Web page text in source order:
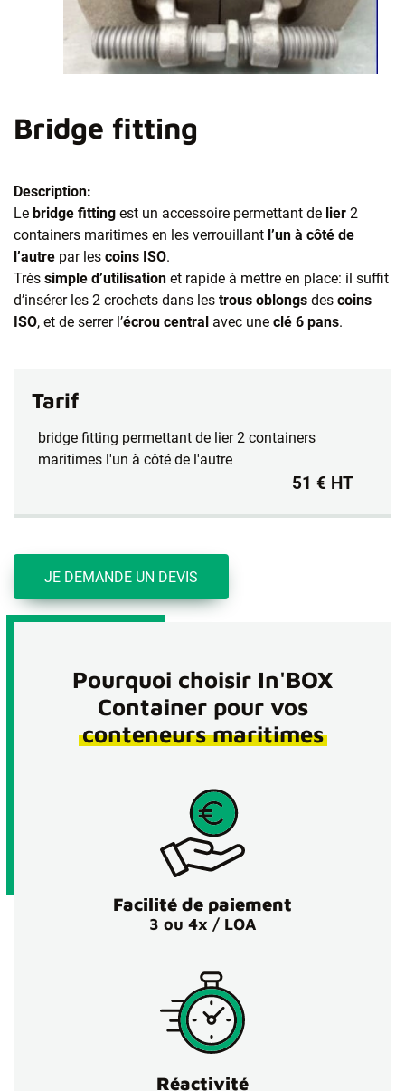
Bridge fitting
Description:
Le bridge fitting est un accessoire permettant de lier 2
containers maritimes en les verrouillant l’un à côté de
l’autre par les coins ISO.
Très simple d’utilisation et rapide à mettre en place: il suffit
d’insérer les 2 crochets dans les trous oblongs des coins
ISO, et de serrer l’écrou central avec une clé 6 pans.
Tarif
bridge fitting permettant de lier 2 containers
maritimes l'un à côté de l'autre
51 € HT
JE DEMANDE UN DEVIS
Pourquoi choisir In'BOX
Container pour vos
conteneurs maritimes
Facilité de paiement
3 ou 4x / LOA
Réactivité